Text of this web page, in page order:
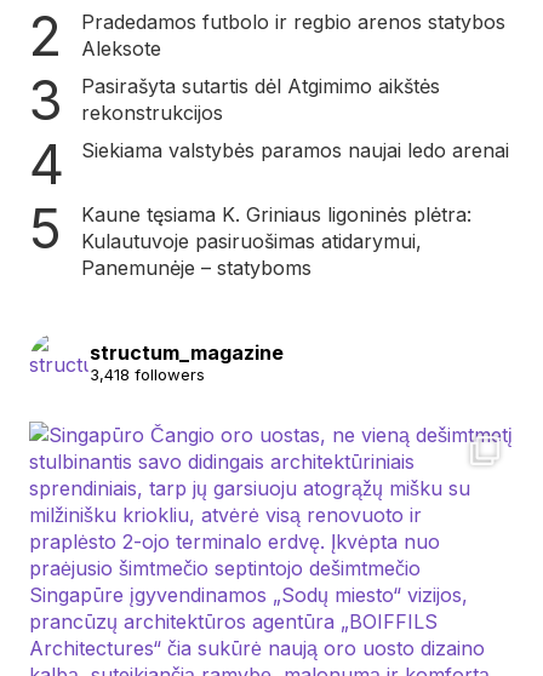
Pradedamos futbolo ir regbio arenos statybos
Aleksote
Pasirašyta sutartis dėl Atgimimo aikštės
rekonstrukcijos
Siekiama valstybės paramos naujai ledo arenai
Kaune tęsiama K. Griniaus ligoninės plėtra:
Kulautuvoje pasiruošimas atidarymui,
Panemunėje – statyboms
structum_magazine
3,418 followers